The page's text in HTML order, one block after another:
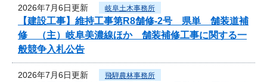
2026年7月6日更新 岐阜土木事務所
【建設工事】維持工事第R8舗修-2号 県単 舗装道補
修 （主）岐阜美濃線ほか 舗装補修工事に関する一
般競争入札公告
2026年7月6日更新 飛騨農林事務所